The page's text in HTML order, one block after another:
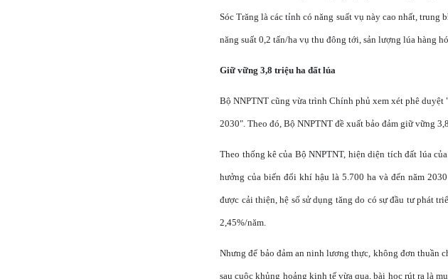
Sóc Trăng là các tỉnh có năng suất vụ này cao nhất,
năng suất 0,2 tấn/ha vụ thu đông tới, sản lượng lúa hàng
Giữ vững 3,8 triệu ha đất lúa
Bộ NNPTNT cũng vừa trình Chính phủ xem xét phê
2030". Theo đó, Bộ NNPTNT đề xuất bảo đảm giữ vững
Theo thống kê của Bộ NNPTNT, hiện diện tích đất lúa
hưởng của biến đổi khí hậu là 5.700 ha và đến năm
được cải thiện, hệ số sử dụng tăng do có sự đầu tư phát
2,45%/năm.
Nhưng để bảo đảm an ninh lương thực, không đơn thuần
sau cuộc khủng hoảng kinh tế vừa qua, bài học rút ra là